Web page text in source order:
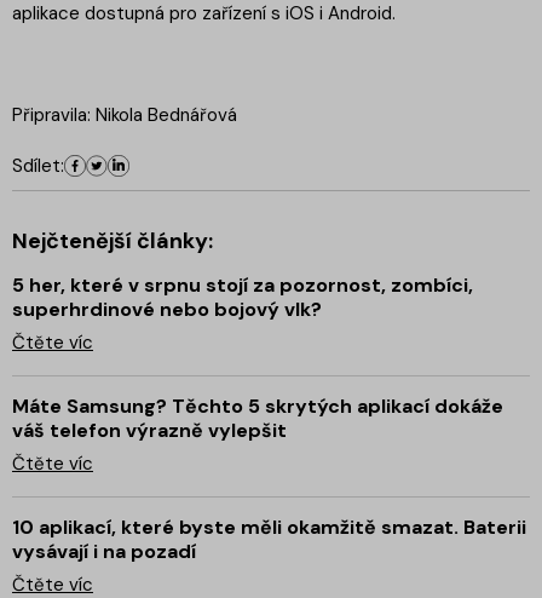
aplikace dostupná pro zařízení s iOS i Android.
Připravila: Nikola Bednářová
Sdílet:
Nejčtenější články:
5 her, které v srpnu stojí za pozornost, zombíci,
superhrdinové nebo bojový vlk?
Čtěte víc
Máte Samsung? Těchto 5 skrytých aplikací dokáže
váš telefon výrazně vylepšit
Čtěte víc
10 aplikací, které byste měli okamžitě smazat. Baterii
vysávají i na pozadí
Čtěte víc